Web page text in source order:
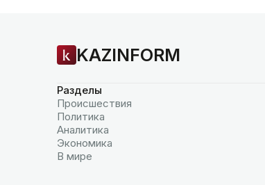
KAZINFORM
Разделы
Происшествия
Политика
Аналитика
Экономика
В мире